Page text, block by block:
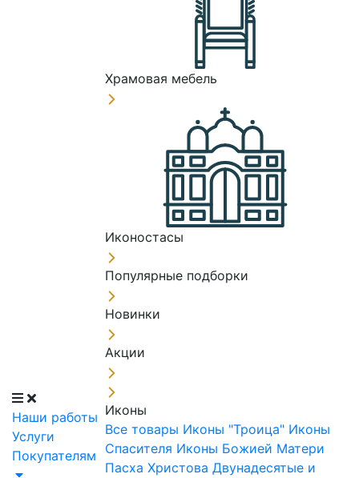
Наши работы
Услуги
Покупателям
Храмовая мебель
Иконостасы
Популярные подборки
Новинки
Акции
Иконы
Все товары Иконы "Троица" Иконы
Спасителя Иконы Божией Матери
Пасха Христова Двунадесятые и